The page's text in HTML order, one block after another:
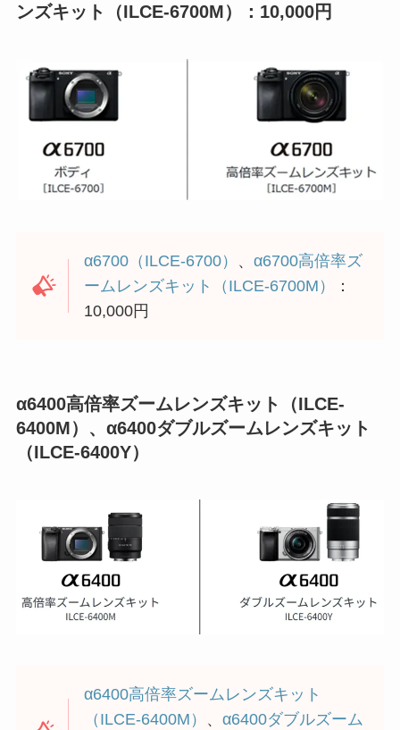
ンズキット（ILCE-6700M）：10,000円
α6700（ILCE-6700） 、α6700高倍率ズ
ームレンズキット（ILCE-6700M）
：
10,000円
α6400高倍率ズームレンズキット（ILCE-
6400M）、α6400ダブルズームレンズキット
（ILCE-6400Y）
α6400高倍率ズームレンズキット
（ILCE-6400M） 、α6400ダブルズーム